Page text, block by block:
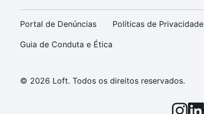
Portal de Denúncias Políticas de Privacidade
Guia de Conduta e Ética
© 2026 Loft. Todos os direitos reservados.